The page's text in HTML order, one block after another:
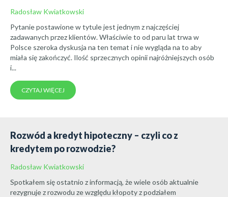
Radosław Kwiatkowski
Pytanie postawione w tytule jest jednym z najczęściej
zadawanych przez klientów. Właściwie to od paru lat trwa w
Polsce szeroka dyskusja na ten temat i nie wygląda na to aby
miała się zakończyć. Ilość sprzecznych opinii najróżniejszych osób
i...
CZYTAJ WIĘCEJ
Rozwód a kredyt hipoteczny – czyli co z
kredytem po rozwodzie?
Radosław Kwiatkowski
Spotkałem się ostatnio z informacją, że wiele osób aktualnie
rezygnuje z rozwodu ze względu kłopoty z podziałem